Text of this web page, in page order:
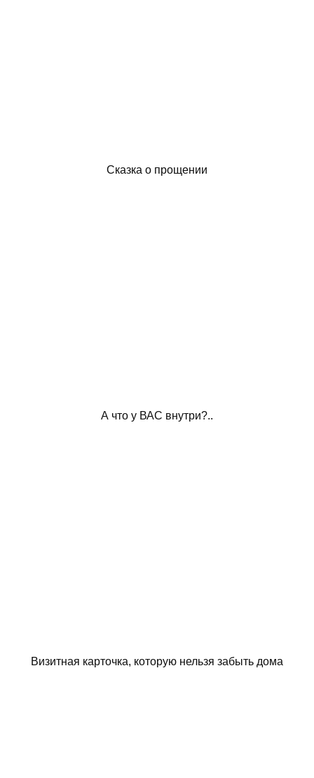
Сказка о прощении
А что у ВАС внутри?..
Визитная карточка, которую нельзя забыть дома